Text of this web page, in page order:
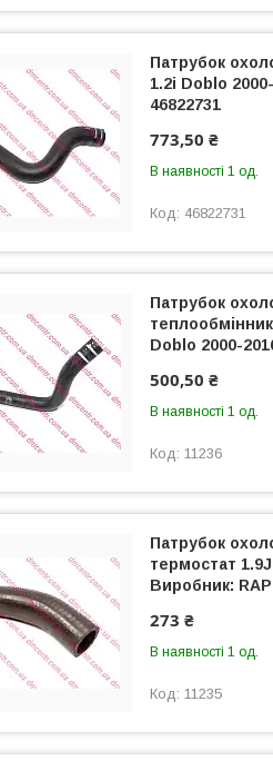
Патрубок
1.2i Doblo
46822731
773,50 ₴
В наявності 1 од.
46822731
Патрубок
Doblo 2000-
500,50 ₴
В наявності 1 од.
11236
Патрубок
термостат
Виробник:
273 ₴
В наявності 1 од.
11235